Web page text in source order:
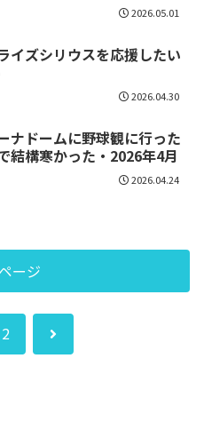
2026.05.01
イズシリウスを応援したい
2026.04.30
ナドームに野球観に行った
結構寒かった・2026年4月
2026.04.24
ージ
2
次